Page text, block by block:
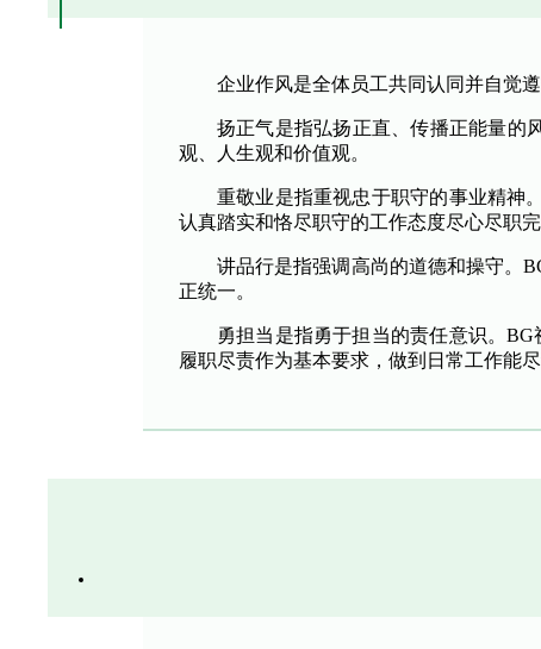
企业作风是全体员工共同认同并自觉
扬正气是指弘扬正直、传播正能量的
观、人生观和价值观。
重敬业是指重视忠于职守的事业精神
认真踏实和恪尽职守的工作态度尽心尽职完
讲品行是指强调高尚的道德和操守。
正统一。
勇担当是指勇于担当的责任意识。
履职尽责作为基本要求，做到日常工作能